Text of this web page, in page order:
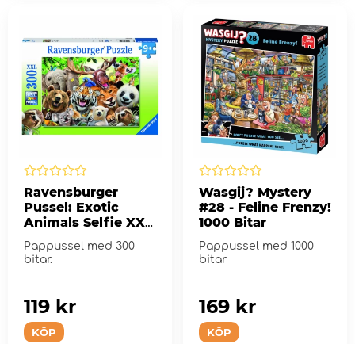
Ravensburger
Pussel: Exotic
Animals Selfie XXL
Pappussel med 300
bitar.
KÖP
119 kr
Wasgij? Mystery
#28 - Feline Frenzy!
1000 Bitar
Pappussel med 1000
bitar
KÖP
169 kr